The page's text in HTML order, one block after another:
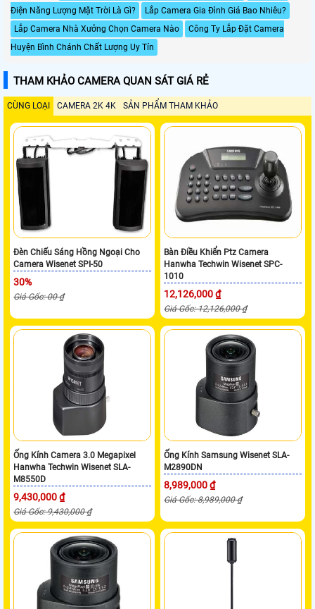
Điện Năng Lượng Mặt Trời Là Gì?
Lắp Camera Gia Đình Giá Bao Nhiêu?
Lắp Camera Nhà Xưởng Chọn Camera Nào
Công Ty Lắp Đặt Camera
Huyện Bình Chánh Chất Lượng Uy Tín
THAM KHẢO CAMERA QUAN SÁT GIÁ RẺ
CÙNG LOẠI CAMERA 2K 4K SẢN PHẨM THAM KHẢO
Đèn Chiếu Sáng Hồng Ngoại Cho
Camera Wisenet SPI-50
30%
Giá Gốc: 00 ₫
Bàn Điều Khiển Ptz Camera
Hanwha Techwin Wisenet SPC-
1010
12,126,000 ₫
Giá Gốc: 12,126,000 ₫
Ống Kính Camera 3.0 Megapixel
Hanwha Techwin Wisenet SLA-
M8550D
9,430,000 ₫
Giá Gốc: 9,430,000 ₫
Ống Kính Samsung Wisenet SLA-
M2890DN
8,989,000 ₫
Giá Gốc: 8,989,000 ₫